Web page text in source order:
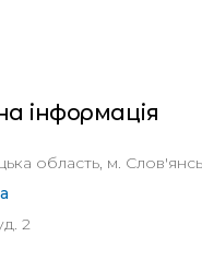
інформація
область, м.
2